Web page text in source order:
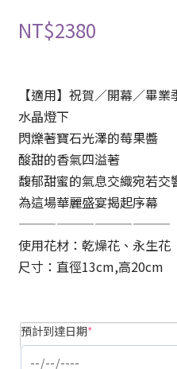
NT$2380
【適用】祝賀／開幕／畢
水晶燈下
閃爍著寶石光澤的莓果醬
酸甜的香氣四溢著
馥郁甜蜜的氣息交織宛若交
為這場華麗盛宴揭起序幕
————————————
使用花材：乾燥花、永生花
尺寸：直徑13cm,高20cm
預計到達日期*